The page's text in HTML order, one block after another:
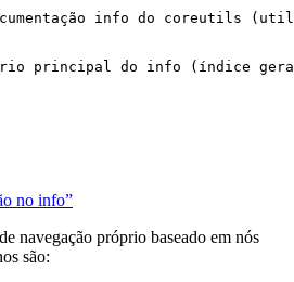
info do coreutils
principal do info (índice
no info”
navegação próprio baseado em nós
são: